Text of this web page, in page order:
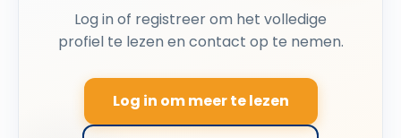
Log in of registreer om het volledige
profiel te lezen en contact op te nemen.
Log in om meer te lezen